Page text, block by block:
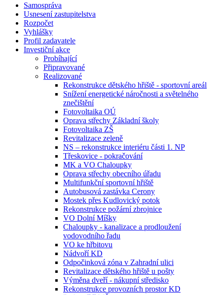
Samospráva
Usnesení zastupitelstva
Rozpočet
Vyhlášky
Profil zadavatele
Investiční akce
Probíhající
Připravované
Realizované
Rekonstrukce dětského hřiště - sportovní areál
Snížení energetické náročnosti a světelného
znečištění
Fotovoltaika OÚ
Oprava střechy Základní školy
Fotovoltaika ZŠ
Revitalizace zeleně
NS – rekonstrukce interiéru části 1. NP
Třeskovice - pokračování
MK a VO Chaloupky
Oprava střechy obecního úřadu
Multifunkční sportovní hřiště
Autobusová zastávka Cerony
Mostek přes Kudlovický potok
Rekonstrukce požární zbrojnice
VO Dolní Míšky
Chaloupky - kanalizace a prodloužení
vodovodního řadu
VO ke hřbitovu
Nádvoří KD
Odpočinková zóna v Zahradní ulici
Revitalizace dětského hřiště u pošty
Výměna dveří - nákupní středisko
Rekonstrukce provozních prostor KD